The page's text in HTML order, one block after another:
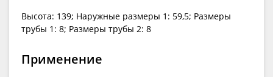
Высота: 139; Наружные размеры 1: 59,5; Размеры
трубы 1: 8; Размеры трубы 2: 8
Применение